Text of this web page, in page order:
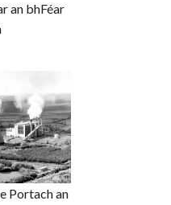
an bhFéar
Portach an